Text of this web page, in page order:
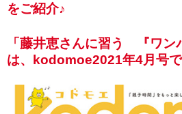
をご紹介♪
「藤井恵さんに習う 『ワン
は、kodomoe2021年4月号